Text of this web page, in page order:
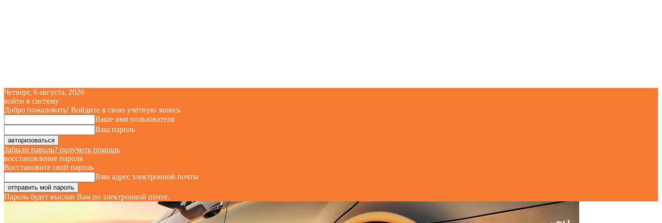
Четверг, 6 августа, 2026
войти в систему
Добро пожаловать! Войдите в свою учётную запись
Ваше имя пользователя
Ваш пароль
Забыли пароль? получить помощь
восстановление пароля
Восстановите свой пароль
Ваш адрес электронной почты
Пароль будет выслан Вам по электронной почте.